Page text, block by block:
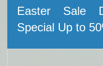
Easter Sale
Special Up to